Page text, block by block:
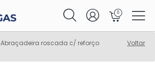
0
Abraçadeira roscada c/ reforço
Voltar